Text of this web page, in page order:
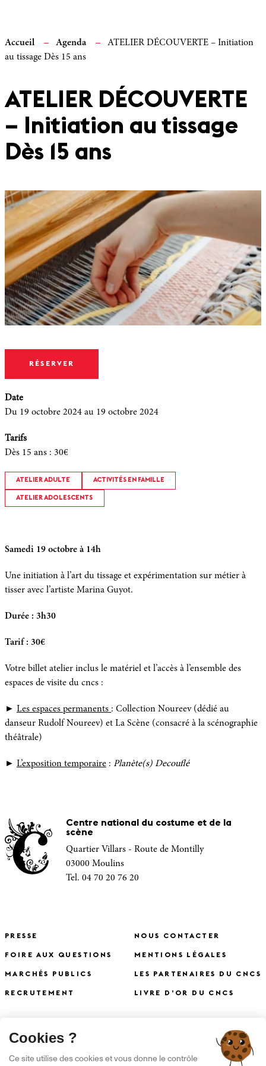
Accueil Agenda
ATELIER DÉCOUVERTE – Initiation
au tissage Dès 15 ans
ATELIER DÉCOUVERTE
– Initiation au tissage
Dès 15 ans
RÉSERVER
Date
Du 19 octobre 2024 au 19 octobre 2024
Tarifs
Dès 15 ans : 30€
ATELIER ADULTE ACTIVITÉS EN FAMILLE
ATELIER ADOLESCENTS
Samedi 19 octobre à 14h
Une initiation à l’art du tissage et expérimentation sur métier à
tisser avec l’artiste Marina Guyot.
Durée : 3h30
Tarif : 30€
Votre billet atelier inclus le matériel et l’accès à l’ensemble des
espaces de visite du cncs :
► Les espaces permanents : Collection Noureev (dédié au
danseur Rudolf Noureev) et La Scène (consacré à la scénographie
théâtrale)
► L’exposition temporaire : Planète(s) Decouflé
Centre national du costume et de la
scène
Quartier Villars - Route de Montilly
03000 Moulins
Tel. 04 70 20 76 20
PRESSE
FOIRE AUX QUESTIONS
MARCHÉS PUBLICS
RECRUTEMENT
NOUS CONTACTER
MENTIONS LÉGALES
LES PARTENAIRES DU CNCS
LIVRE D’OR DU CNCS
S'INSCRIRE À LA NEWSLETTER
X
Cookies ?
Ce site utilise des cookies et vous donne le contrôle